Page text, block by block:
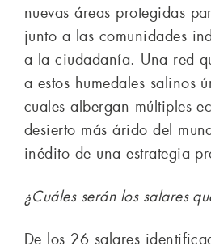
nuevas áreas protegidas
junto a las comunidades
a la ciudadanía. Una red
a estos humedales salinos
cuales albergan múltiples
desierto más árido del
inédito de una estrategia
¿Cuáles serán los salares
De los 26 salares